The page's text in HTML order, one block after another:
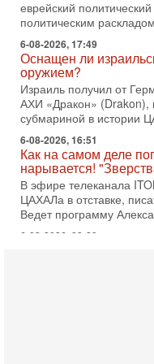
Израиль получил от
АХИ «Дракон» (Drakon),
субмариной в истории
6-08-2026, 16:51
Как на самом деле
нарывается!
В эфире телеканала
ЦАХАЛа в отставке,
Ведет программу
6-08-2026, 08:20
«Дракон» усилил
06/08/2026
Германия передала
АХИ «Дракон», которую
субмариной на Ближнем